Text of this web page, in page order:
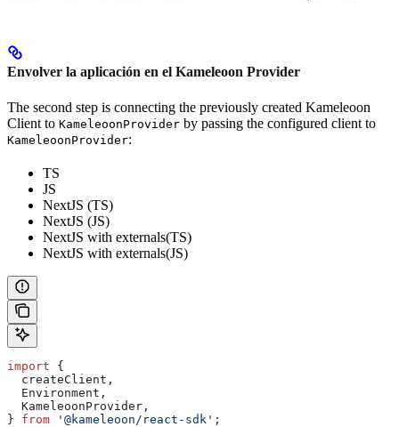
Envolver la aplicación en el Kameleoon Provider
The second step is connecting the previously created Kameleoon
Client to KameleoonProvider by passing the configured client to
KameleoonProvider:
TS
JS
NextJS (TS)
NextJS (JS)
NextJS with externals(TS)
NextJS with externals(JS)
import {
  createClient
,
  Environment
,
  KameleoonProvider
,
} from '@kameleoon/react-sdk' ;